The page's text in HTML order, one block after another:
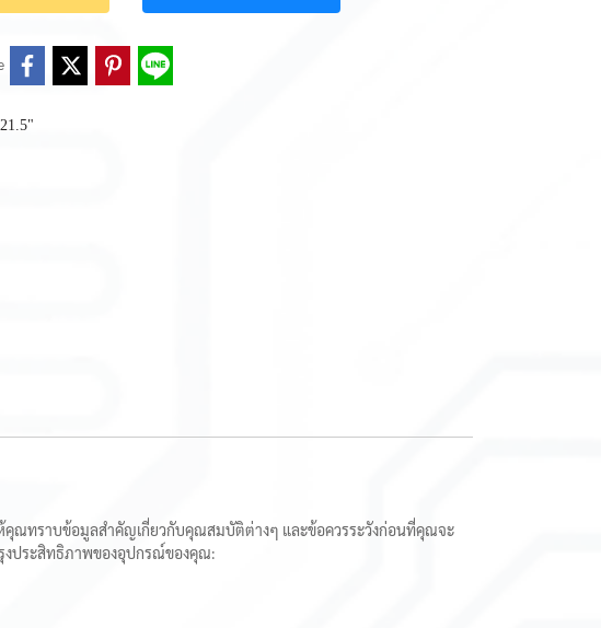
21.5"
คุณทราบข้อมูลสำคัญเกี่ยวกับคุณสมบัติต่างๆ และข้อควรระวังก่อนที่คุณจะ
งประสิทธิภาพของอุปกรณ์ของคุณ: